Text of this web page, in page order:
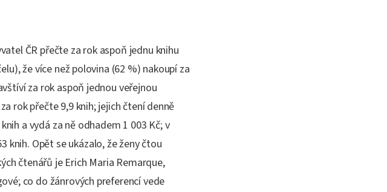
ČR přečte za rok aspoň jednu knihu
že více než polovina (62 %) nakoupí za
za rok aspoň jednou veřejnou
rok přečte 9,9 knih; jejich čtení denně
a vydá za ně odhadem 1 003 Kč; v
knih. Opět se ukázalo, že ženy čtou
čtenářů je Erich Maria Remarque,
co do žánrových preferencí vede